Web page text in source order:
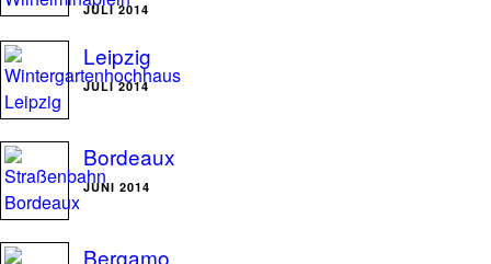
JULI 2014
Leipzig
JULI 2014
Bordeaux
JUNI 2014
Bergamo